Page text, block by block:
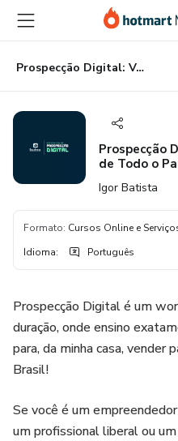
para
conteúdo
principal
para
pagamento
para
rodapé
Prospecção Digital: Venda para Empresas de Todo o País
Prospecção
de Todo o
Igor Batista
Formato: Cursos Online e
Idioma: Português
Prospecção Digital é um
duração, onde ensino
para, da minha casa, vender
Brasil!
Se você é um
um profissional liberal ou